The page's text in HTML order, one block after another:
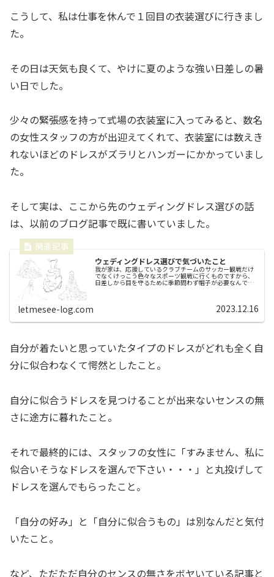
こうして、私は仕事を休んで１回目の衣装選びに行きまし
た。
その日は天気も良くて、やけに夏のような強い日差しの暑
い日でした。
少々の緊張感を持って式場の衣装室に入ってみると、数名
の女性スタッフの方が出迎えてくれて、衣装室には数えき
れないほどのドレスがズラリとハンガーにかかっていまし
た。
そして実は、ここから先のウェディングドレス選びの話
は、以前のブログ記事で既に書いていました。
ウェディングドレス選びで気づいたこと
我が家は、応援しているクラブチームのサッカー観戦だけ
でなくけっこう色々なスポーツ観戦に行くものですから、
日差しから目を守るために季節問わず帽子が必要なんです
letmesee-log.com 2023.12.16
自分が着たいと思っていたタイプのドレスがどれも全く自
分に似合わなくて愕然としたこと。
自分に似合うドレスを見つけることが出来ないセンスの無
さに途方に暮れたこと。
それで最終的には、スタッフの女性に「すみません、私に
似合いそうなドレスを選んで下さい・・・」と丸投げして
ドレスを選んでもらったこと。
「自分の好み」と「自分に似合うもの」は別なんだと気付
いたこと。
など、ただただ自分のセンスの無さをボヤいている記事と